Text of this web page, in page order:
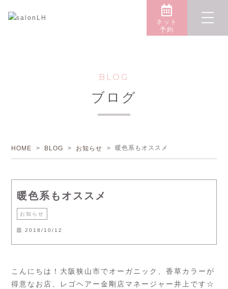
ネット
予約
BLOG
ブログ
HOME > BLOG > お知らせ > 暖色系もオススメ
暖色系もオススメ
お知らせ
2018/10/12
こんにちは！大阪狭山市でオーガニック、香草カラーが
得意なお店、レゴヘアー金剛店マネージャー井上です☆